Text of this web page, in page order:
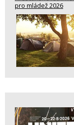
pro mládež 2026